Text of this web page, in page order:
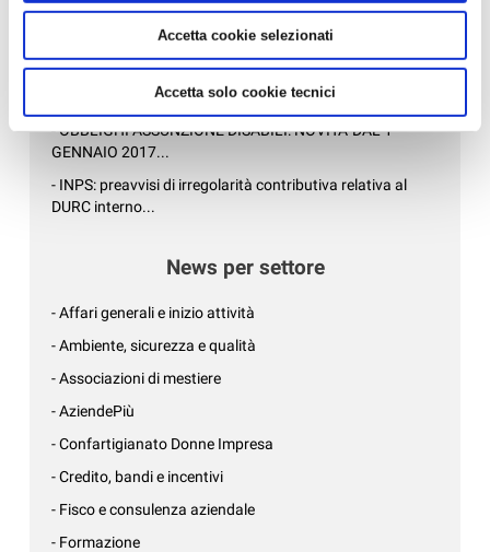
Accetta cookie selezionati
Accetta solo cookie tecnici
DATORI DI LAVORO...
- SOLO TELEMATICA LA COMUNICAZIONE PREVENTIVA
PER IL LAVORO AUTONOMO OCC...
- OBBLIGHI ASSUNZIONE DISABILI: NOVITA' DAL 1°
GENNAIO 2017...
- INPS: preavvisi di irregolarità contributiva relativa al
DURC interno...
News per settore
- Affari generali e inizio attività
- Ambiente, sicurezza e qualità
- Associazioni di mestiere
- AziendePiù
- Confartigianato Donne Impresa
- Credito, bandi e incentivi
- Fisco e consulenza aziendale
- Formazione